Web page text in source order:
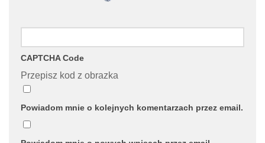
CAPTCHA Code
Przepisz kod z obrazka
Powiadom mnie o kolejnych komentarzach przez email.